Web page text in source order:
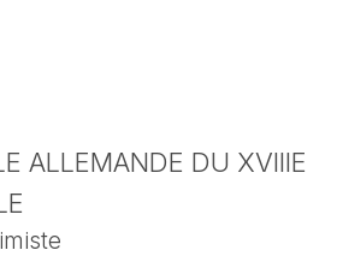
ALLEMANDE DU XVIIIE